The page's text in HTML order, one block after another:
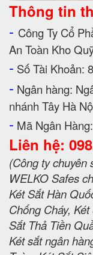
Thông tin
- Công Ty Cổ
An Toàn Kho
- Số Tài Khoản:
- Ngân hàng:
nhánh Tây Hà
- Mã Ngân
Liên hệ:
(Công ty chuyên
WELKO Safes
Két Sắt Hàn
Chống Cháy,
Sắt Thả Tiền
Két sắt ngân